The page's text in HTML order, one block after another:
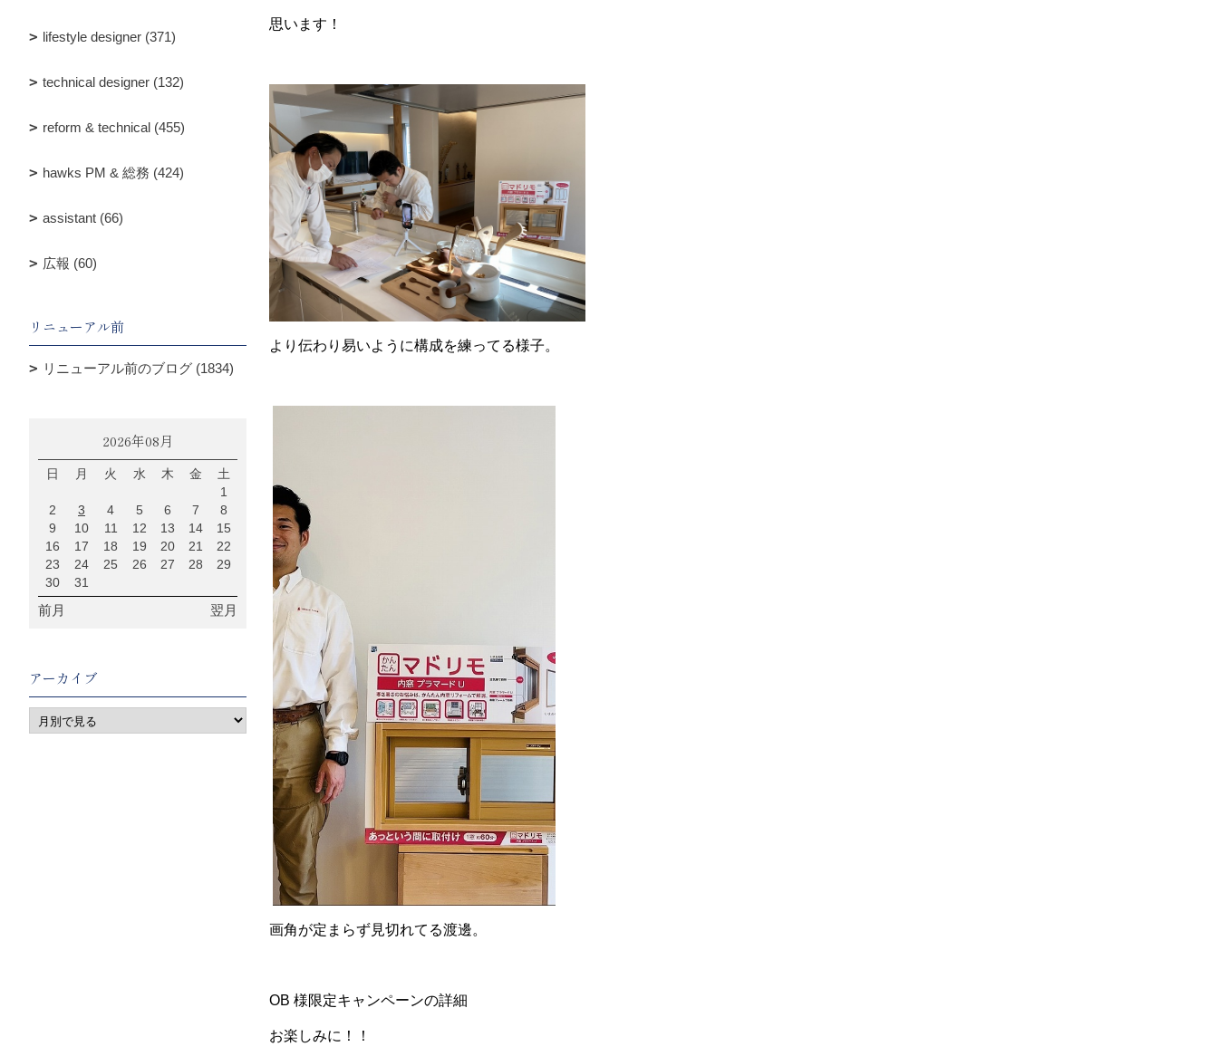
思います！
より伝わり易いように構成を練ってる様子。
画角が定まらず見切れてる渡邊。
OB 様限定キャンペーンの詳細
お楽しみに！！
lifestyle designer (371)
technical designer (132)
reform & technical (455)
hawks PM & 総務 (424)
assistant (66)
広報 (60)
リニューアル前
リニューアル前のブログ (1834)
2026年08月
日 月 火 水 木 金
土
1
2
3 4 5 6 7
8
9
10 11 12 13 14
15
16
17 18 19 20 21
22
23
24 25 26 27 28
29
30
31
前月 翌月
アーカイブ